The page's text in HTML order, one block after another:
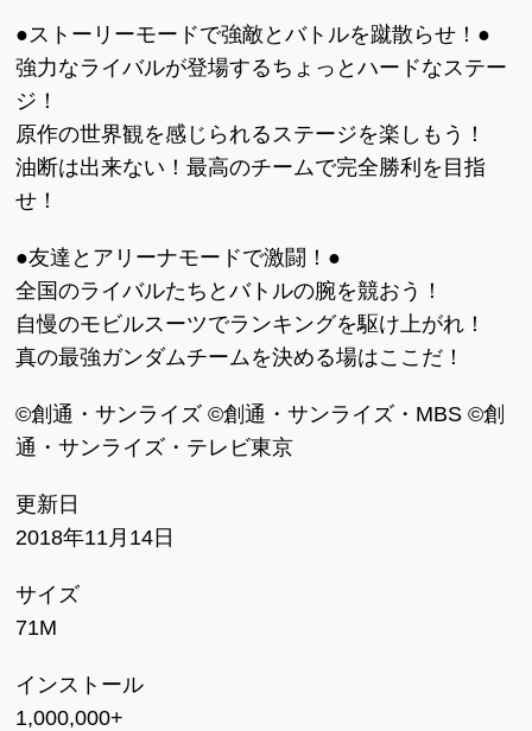
●ストーリーモードで強敵とバトルを蹴散らせ！●
強力なライバルが登場するちょっとハードなステー
ジ！
原作の世界観を感じられるステージを楽しもう！
油断は出来ない！最高のチームで完全勝利を目指
せ！
●友達とアリーナモードで激闘！●
全国のライバルたちとバトルの腕を競おう！
自慢のモビルスーツでランキングを駆け上がれ！
真の最強ガンダムチームを決める場はここだ！
©創通・サンライズ ©創通・サンライズ・MBS ©創
通・サンライズ・テレビ東京
更新日
2018年11月14日
サイズ
71M
インストール
1,000,000+